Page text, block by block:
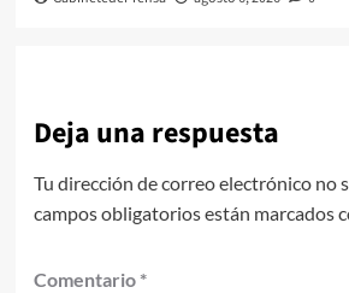
Deja una respuesta
Tu dirección de correo electrónico no
campos obligatorios están marcados
Comentario *